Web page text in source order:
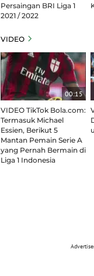
Persaingan BRI Liga 1
2021 / 2022
VIDEO
00:15
VIDEO TikTok Bola.com:
Termasuk Michael
Essien, Berikut 5
Mantan Pemain Serie A
yang Pernah Bermain di
Liga 1 Indonesia